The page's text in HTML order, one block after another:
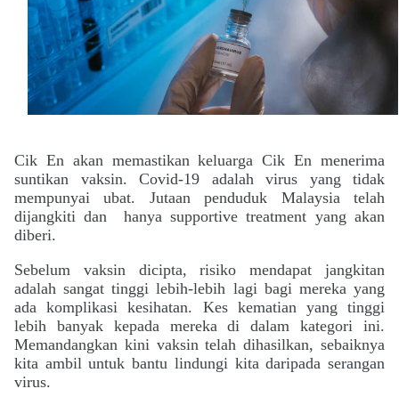
Cik En akan memastikan keluarga Cik En menerima
suntikan vaksin. Covid-19 adalah virus yang tidak
mempunyai ubat. Jutaan penduduk Malaysia telah
dijangkiti dan hanya supportive treatment yang akan
diberi.
Sebelum vaksin dicipta, risiko mendapat jangkitan
adalah sangat tinggi lebih-lebih lagi bagi mereka yang
ada komplikasi kesihatan. Kes kematian yang tinggi
lebih banyak kepada mereka di dalam kategori ini.
Memandangkan kini vaksin telah dihasilkan, sebaiknya
kita ambil untuk bantu lindungi kita daripada serangan
virus.